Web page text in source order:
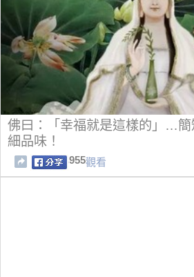
佛曰：「幸福就是這樣的」…簡
細品味！
955觀看